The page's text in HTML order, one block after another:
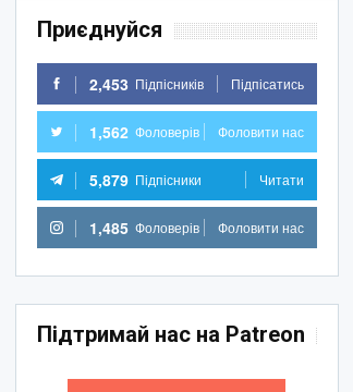
Приєднуйся
2,453 Підпісників Підпісатись
1,562 Фоловерів Фоловити нас
5,879 Підпісники Читати
1,485 Фоловерів Фоловити нас
Підтримай нас на Patreon